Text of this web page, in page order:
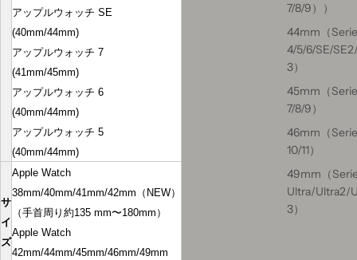
7/8/9））
44mm（
4/5/6/SE/
3）
45mm（
7/8/9）
46mm（
10/11）
49mm（
Ultra/Ultra2/
3）
アップルウォッチ SE
(40mm/44mm)
アップルウォッチ 7
(41mm/45mm)
アップルウォッチ 6
(40mm/44mm)
アップルウォッチ 5
(40mm/44mm)
サ
イ
ズ
Apple Watch
38mm/40mm/41mm/42mm（NEW）
（手首周り約135 mm〜180mm）
Apple Watch
42mm/44mm/45mm/46mm/49mm